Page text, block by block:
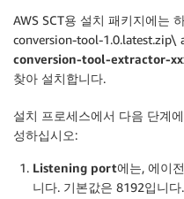
AWS SCT용 설치 패키지에는
conversion-tool-1.0.latest.zip\
conversion-tool-extractor-
찾아 설치합니다.
설치 프로세스에서 다음 단계
성하십시오:
Listening port에는, 에이
니다. 기본값은 8192입니다.